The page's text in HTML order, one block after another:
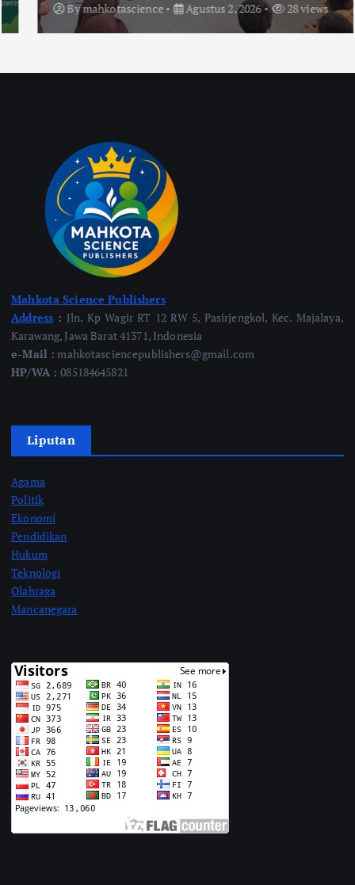
Bymahkotascience Agustus 2, 2026 28 views
Mahkota Science Publishers
Address : Jln. Kp Wagir RT 12 RW 5, Pasirjengkol, Kec. Majalaya,
Karawang, Jawa Barat 41371, Indonesia
e-Mail : mahkotasciencepublishers@gmail.com
HP/WA :085184645821
Liputan
Agama
Politik
Ekonomi
Pendidikan
Hukum
Teknologi
Olahraga
Mancanegara